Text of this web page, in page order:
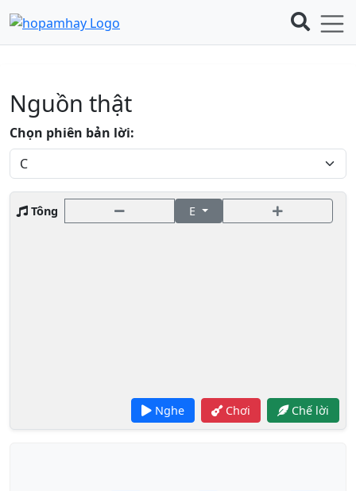
Nguồn thật
Chọn phiên bản lời:
Tông E
Nghe Chơi Chế lời